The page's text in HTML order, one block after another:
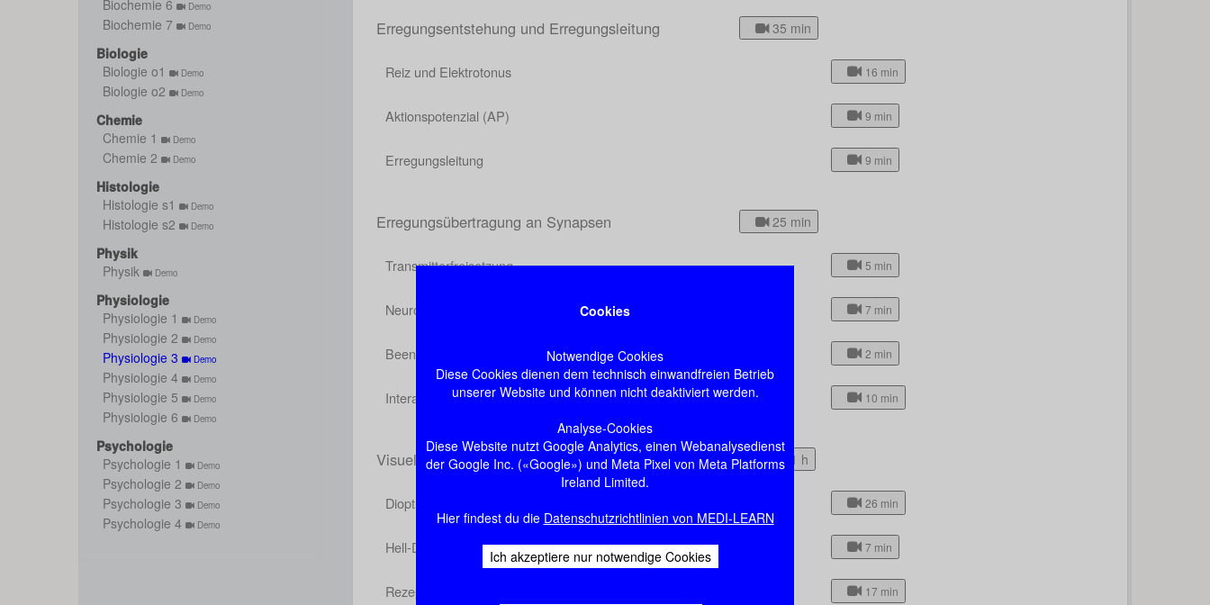
Cookies
Notwendige Cookies
Diese Cookies dienen dem technisch einwandfreien Betrieb
unserer Website und können nicht deaktiviert werden.
Analyse-Cookies
Diese Website nutzt Google Analytics, einen Webanalysedienst
der Google Inc. («Google») und Meta Pixel von Meta Platforms
Ireland Limited.
Hier findest du die Datenschutzrichtlinien von MEDI-LEARN
Ich akzeptiere nur notwendige Cookies
Biochemie 6 Demo
Biochemie 7 Demo
Biologie
Biologie o1
Demo
Biologie o2 Demo
Chemie
Chemie 1
Demo
Chemie 2 Demo
Histologie
Histologie s1
Demo
Histologie s2 Demo
Physik
Physik
Demo
Physiologie
Physiologie 1
Demo
Physiologie 2 Demo
Physiologie 3 Demo
Physiologie 4 Demo
Physiologie 5 Demo
Physiologie 6 Demo
Psychologie
Psychologie 1
Demo
Psychologie 2 Demo
Psychologie 3 Demo
Psychologie 4 Demo
Erregungsentstehung und Erregungsleitung 35 min
Reiz und Elektrotonus 16 min
Aktionspotenzial (AP) 9 min
Erregungsleitung 9 min
Erregungsübertragung an Synapsen 25 min
Transmitterfreisetzung 5 min
Neurotransmitter und Rezeptoren 7 min
Beendigung der Transmitterwirkung 2 min
Interaktionen an Synapsen 10 min
Visuelles System – Sehen 1:01 h
Dioptrischer Apparat 26 min
Hell-Dunkel- und Farbsehen 7 min
Rezeption und Transduktion – der Blick ins Detail 17 min